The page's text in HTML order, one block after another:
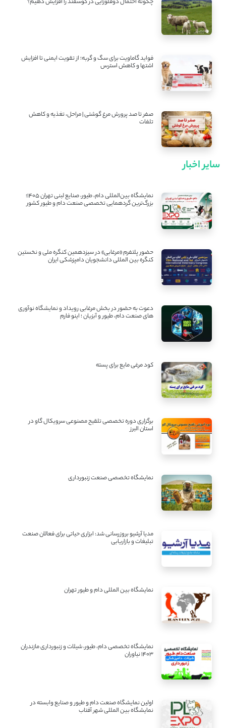
چگونه احتمال دوقلوزایی در گوسفند را افزایش دهیم؟
فواید گاماویت برای سگ و گربه؛ از تقویت ایمنی تا افزایش
اشتها و کاهش استرس
صفر تا صد پرورش مرغ گوشتی | مراحل، تغذیه و کاهش
تلفات
سایر اخبار
نمایشگاه بین‌المللی دام، طیور، صنایع لبنی تهران ۱۴۰۵؛
بزرگ‌ترین گردهمایی تخصصی صنعت دام و طیور کشور
حضور پلتفرم «مرغابی» در سیزدهمین کنگره ملی و نخستین
کنگره بین ‌المللی دانشجویان دامپزشکی ایران
دعوت به حضور در بخش مرغابی رویداد و نمایشگاه نوآوری
های صنعت دام، طیور و آبزیان ؛ اینو فارم
کود مرغی مایع برای پسته
برگزاری دوره تخصصی تلقیح مصنوعی سرویکال گاو در
استان البرز
نمایشگاه تخصصی صنعت زنبورداری
مدیا آرشیو بروزرسانی شد: ابزاری حیاتی برای فعالان صنعت
تبلیغات و بازاریابی
نمایشگاه بین المللی دام و طیور تهران
نمایشگاه تخصصی دام، طیور، شیلات و زنبورداری مازندران
1403 نیاوران
اولین نمایشگاه صنعت دام و طیور و صنایع وابسته در
نمایشگاه بین المللی شهر آفتاب